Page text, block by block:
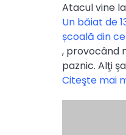
Atacul vine
Un băiat de
școală din
, provocând
paznic. Alţi
Citeşte mai